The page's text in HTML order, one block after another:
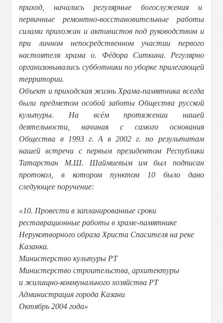
приход, начались регулярные богослужения и
первичные ремонтно-восстановительные работы
силами прихожан и активистов под руководством и
при личном непосредственном участии первого
настоятеля храма о. Фёдора Ситкина. Регулярно
организовывались субботники по уборке прилегающей
территории.
Объект и приходская жизнь Храма-памятника всегда
были предметом особой заботы Общества русской
культуры. На всём протяжении нашей
деятельности, начиная с самого основания
Общества в 1993 г. А в 2002 г. по результатам
нашей встречи с первым президентом Республики
Татарстан М.Ш. Шаймиевым им был подписан
протокол, в котором пунктом 10 было дано
следующее поручение:
«10. Провести в запланированные сроки
реставрационные работы в храме-памятнике
Нерукотворного образа Христа Спасителя на реке
Казанка.
Министерство культуры РТ
Министерство строительства, архитектуры
и жилищно-коммунального хозяйства РТ
Администрация города Казани
Октябрь 2004 года»